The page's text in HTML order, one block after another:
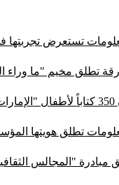
تستعرض تجربتها
تطلق مخيم "ما وراء
تطلق هويتها
مبادرة "المجالس